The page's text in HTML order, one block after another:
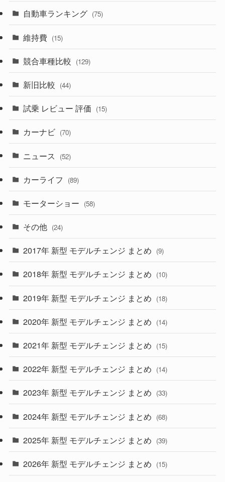
(357)
(328)
(194)
(230)
(253)
(242)
(85)
(84)
(14)
(222)
(50)
(43)
(6)
(9)
(30)
(27)
(58)
(28)
(27)
(26)
(10)
(35)
(10)
(9)
(22)
(4)
(9)
(4)
(8)
(3)
(3)
(5)
(1)
(21)
(5)
(7)
(5)
自動車ランキング (75)
維持費 (15)
競合車種比較 (129)
新旧比較 (44)
試乗 レビュー 評価 (15)
カーナビ (70)
ニュース (52)
カーライフ (89)
モーターショー (58)
その他 (24)
2017年 新型 モデルチェンジ まとめ (9)
2018年 新型 モデルチェンジ まとめ (10)
2019年 新型 モデルチェンジ まとめ (18)
2020年 新型 モデルチェンジ まとめ (14)
2021年 新型 モデルチェンジ まとめ (15)
2022年 新型 モデルチェンジ まとめ (14)
2023年 新型 モデルチェンジ まとめ (33)
2024年 新型 モデルチェンジ まとめ (68)
2025年 新型 モデルチェンジ まとめ (39)
2026年 新型 モデルチェンジ まとめ (15)